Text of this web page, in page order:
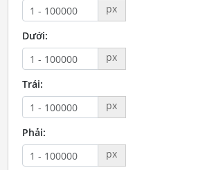
px
Dưới:
px
Trái:
px
Phải:
px